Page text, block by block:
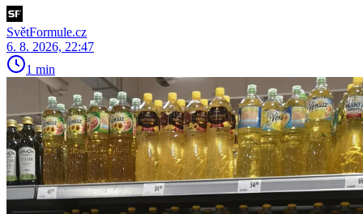
SvětFormule.cz
6. 8. 2026, 22:47
1 min